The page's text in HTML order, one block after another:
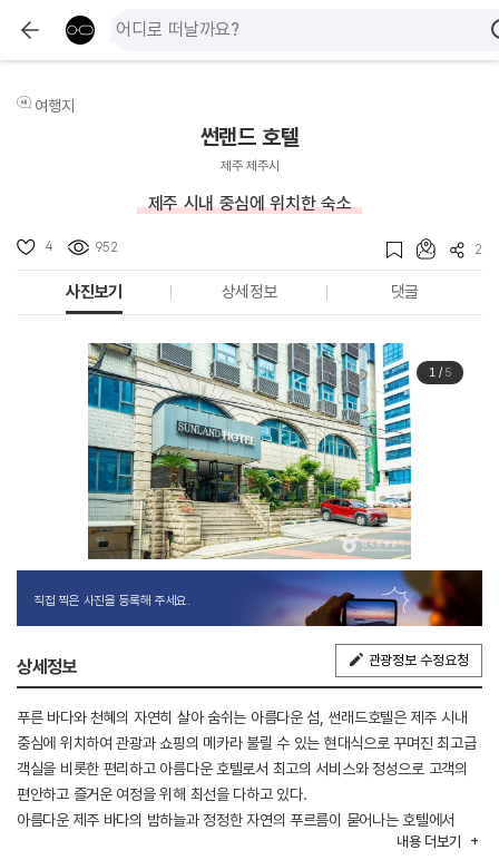
여행지
썬랜드 호텔
제주 제주시
제주 시내 중심에 위치한 숙소
4 952 2
사진보기 상세정보 댓글
1/ 5
직접 찍은 사진을 등록해 주세요.
상세정보 관광정보 수정요청
푸른 바다와 천혜의 자연히 살아 숨쉬는 아름다운 섬, 썬래드호텔은 제주 시내
중심에 위치하여 관광과 쇼핑의 메카라 불릴 수 있는 현대식으로 꾸며진 최고급
객실을 비롯한 편리하고 아름다운 호텔로서 최고의 서비스와 정성으로 고객의
편안하고 즐거운 여정을 위해 최선을 다하고 있다.
아름다운 제주 바다의 밤하늘과 정정한 자연의 푸르름이 묻어나는 호텔에서
내용 더보기